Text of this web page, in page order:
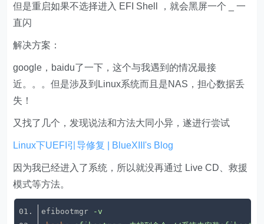
但是重启如果不选择进入 EFI Shell ，就会黑屏一个 _ 一
直闪
解决方案：
google，baidu了一下，这个与我遇到的情况最接
近。。。但是涉及到Linux系统而且是NAS，担心数据丢
失！
又找了几个，发现说法和方法大同小异，遂进行尝试
Linux下UEFI引导修复 | BlueXIII's Blog
因为我已经进入了系统，所以就没再通过 Live CD、救援
模式等方法。
efibootmgr
-v